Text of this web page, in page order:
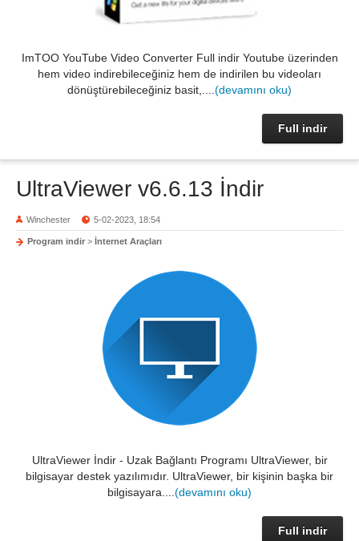
ImTOO YouTube Video Converter Full indir Youtube üzerinden
hem video indirebileceğiniz hem de indirilen bu videoları
dönüştürebileceğiniz basit,.... (devamını oku)
Full indir
UltraViewer v6.6.13 İndir
Winchester 5-02-2023, 18:54
Program indir > İnternet Araçları
UltraViewer İndir - Uzak Bağlantı Programı UltraViewer, bir
bilgisayar destek yazılımıdır. UltraViewer, bir kişinin başka bir
bilgisayara.... (devamını oku)
Full indir